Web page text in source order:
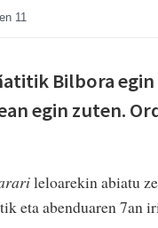
11
Bilbora
egin zuten.
leloarekin abiatu
eta abenduaren 7an